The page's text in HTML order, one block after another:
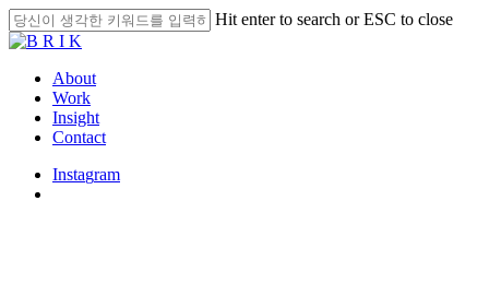
Skip
to
content
Hit enter to search or ESC to close
Close
search
Menu
About
Work
Insight
Contact
Instagram